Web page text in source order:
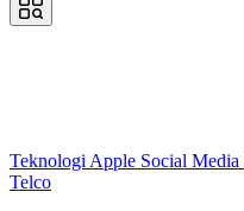
Teknologi Apple Social Media
Telco